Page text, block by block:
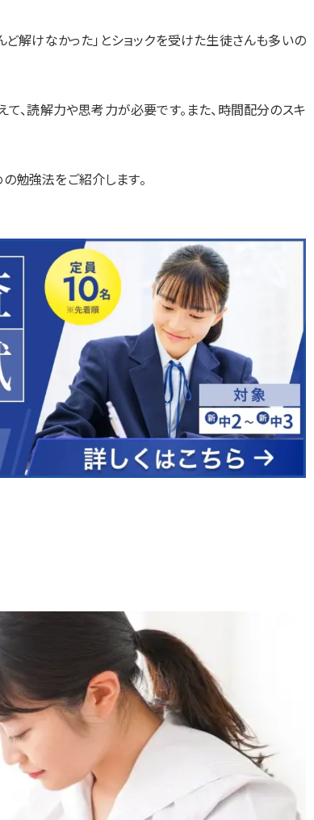
解けなかった」とショックを受けた生徒さんも多いの
、読解力や思考力が必要です。また、時間配分のスキ
勉強法をご紹介します。